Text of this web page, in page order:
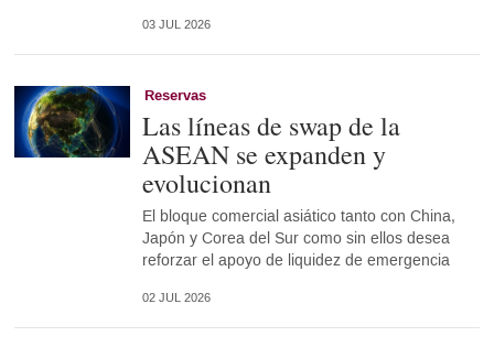
03 JUL 2026
Reservas
Las líneas de swap de la
ASEAN se expanden y
evolucionan
El bloque comercial asiático tanto con China,
Japón y Corea del Sur como sin ellos desea
reforzar el apoyo de liquidez de emergencia
02 JUL 2026